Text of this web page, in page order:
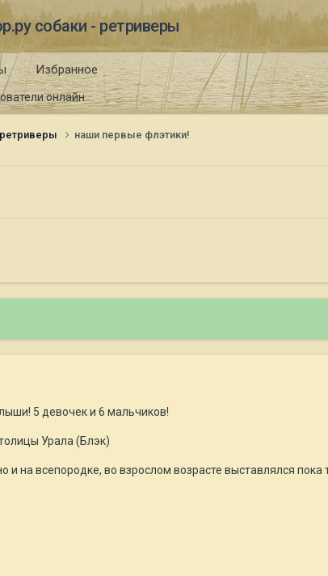
собаки - ретриверы
онлайн
Избранное
наши первые флэтики!
5 девочек и 6 мальчиков!
Урала (Блэк)
на всепородке, во взрослом возрасте выставлялся пока